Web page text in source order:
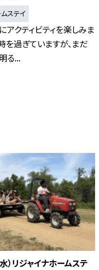
ステイ
アクティビティを楽しみま
時を過ぎていますが、まだ
る...
）リジャイナホームステ